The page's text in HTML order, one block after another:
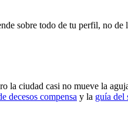
sobre todo de tu perfil, no
la ciudad casi no mueve la
decesos compensa y la guía del